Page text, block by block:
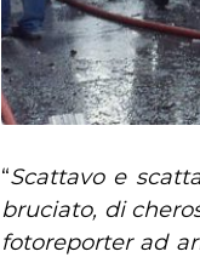
“Scattavo e
bruciato, di
fotoreporter ad